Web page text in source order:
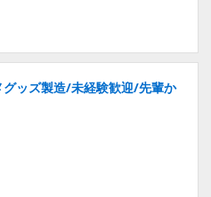
グッズ製造/未経験歓迎/先輩か